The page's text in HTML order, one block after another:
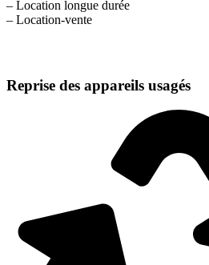
– Location longue durée
– Location-vente
Reprise des appareils usagés